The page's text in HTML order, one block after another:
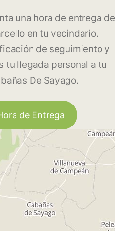
una hora de entrega de
en tu vecindario.
de seguimiento y
tu llegada personal a tu
De Sayago.
de Entrega